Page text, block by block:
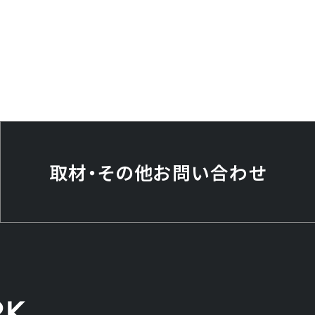
取材・その他お問い合わせ